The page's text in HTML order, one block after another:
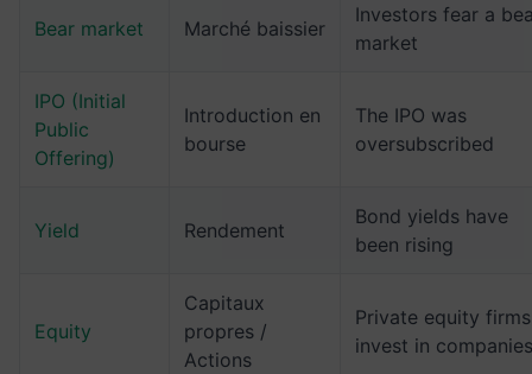
Bear market Marché baissier
Investors fear a
market
IPO (Initial
Public
Offering)
Introduction en
bourse
The IPO was
oversubscribed
Yield Rendement
Bond yields have
been rising
Equity
Capitaux
propres /
Actions
Private equity firms
invest in companies